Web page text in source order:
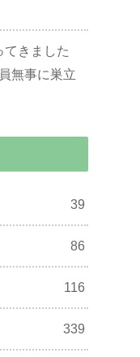
てきました
無事に巣立
39
86
116
339